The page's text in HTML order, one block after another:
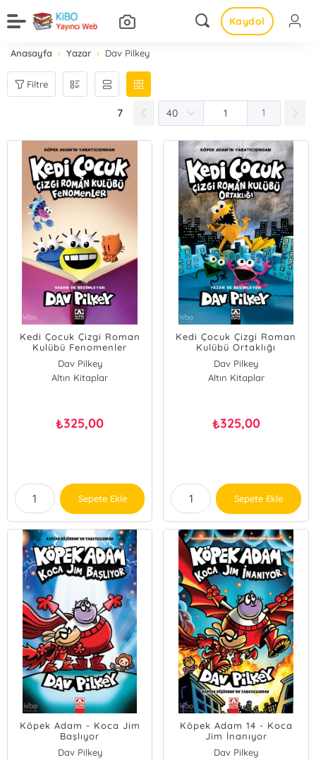
Kaydol
Anasayfa Yazar Dav Pilkey
Filtre
7 1
Kedi Çocuk Çizgi Roman
Kulübü Fenomenler
Dav Pilkey
Altın Kitaplar
₺325,00
Sepete Ekle
Kedi Çocuk Çizgi Roman
Kulübü Ortaklığı
Dav Pilkey
Altın Kitaplar
₺325,00
Sepete Ekle
Köpek Adam - Koca Jim
Başlıyor
Dav Pilkey
Köpek Adam 14 - Koca
Jim İnanıyor
Dav Pilkey